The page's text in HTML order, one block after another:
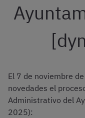
El 7 de noviembre
novedades el
Administrativo del
2025):